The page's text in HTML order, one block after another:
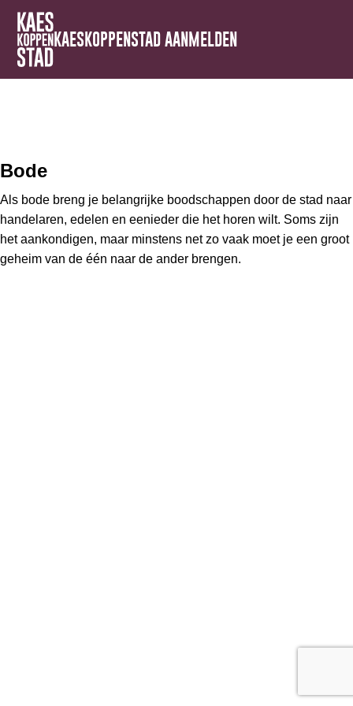
KAESKOPPENSTAD AANMELDEN
Bode
Als bode breng je belangrijke boodschappen door de stad naar
handelaren, edelen en eenieder die het horen wilt. Soms zijn
het aankondigen, maar minstens net zo vaak moet je een groot
geheim van de één naar de ander brengen.